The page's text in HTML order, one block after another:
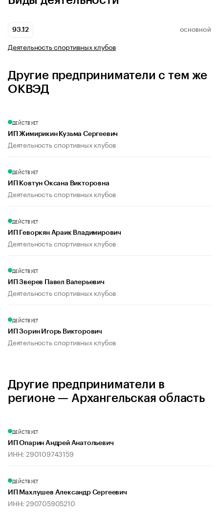
93.12 ОСНОВНОЙ
Деятельность спортивных клубов
Другие предприниматели с тем же
ОКВЭД
ДЕЙСТВУЕТ
ИП Жимирикин Кузьма Сергеевич
Деятельность спортивных клубов
ДЕЙСТВУЕТ
ИП Ковтун Оксана Викторовна
Деятельность спортивных клубов
ДЕЙСТВУЕТ
ИП Геворкян Араик Владимирович
Деятельность спортивных клубов
ДЕЙСТВУЕТ
ИП Зверев Павел Валерьевич
Деятельность спортивных клубов
ДЕЙСТВУЕТ
ИП Зорин Игорь Викторович
Деятельность спортивных клубов
Другие предприниматели в
регионе — Архангельская область
ДЕЙСТВУЕТ
ИП Опарин Андрей Анатольевич
ИНН: 290109743159
ДЕЙСТВУЕТ
ИП Махлушев Александр Сергеевич
ИНН: 290705905210